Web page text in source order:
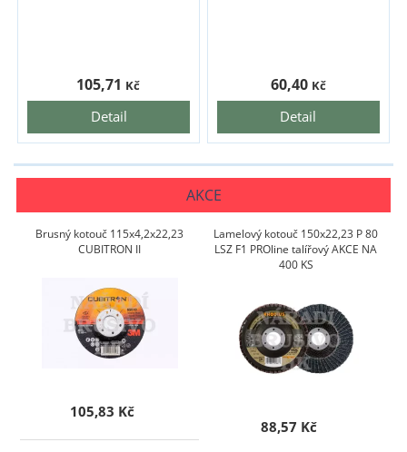
Detail
105,71 Kč
Detail
60,40 Kč
AKCE
Brusný kotouč 115x4,2x22,23
CUBITRON II
105,83 Kč
Lamelový kotouč 150x22,23 P 80
LSZ F1 PROline talířový AKCE NA
400 KS
88,57 Kč